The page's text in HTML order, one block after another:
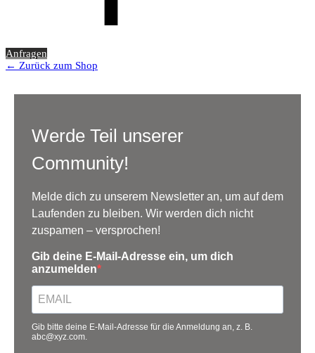
Anfragen
← Zurück zum Shop
Werde Teil unserer
Community!
Melde dich zu unserem Newsletter an, um auf dem
Laufenden zu bleiben. Wir werden dich nicht
zuspamen – versprochen!
Gib deine E-Mail-Adresse ein, um dich
anzumelden
Gib bitte deine E-Mail-Adresse für die Anmeldung an, z. B.
abc@xyz.com.